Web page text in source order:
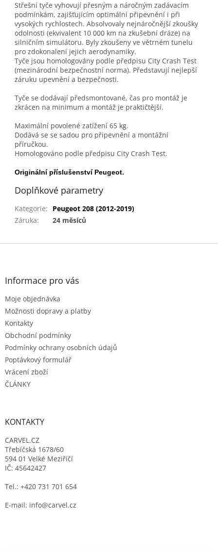
Střešní tyče vyhovují přesným a náročným zadávacím
podmínkám, zajišťujícím optimální připevnění i při
vysokých rychlostech. Absolvovaly nejnáročnější zkoušky
odolnosti (ekvivalent 10 000 km na zkušební dráze) na
silničním simulátoru. Byly zkoušeny ve větrném tunelu
pro zdokonalení jejich aerodynamiky.
Tyče jsou homologovány podle předpisu City Crash Test
(mezinárodní bezpečnostní norma). Představují nejlepší
záruku upevnění a bezpečnosti.
Tyče se dodávají předsmontované, čas pro montáž je
zkrácen na minimum a montáž je praktičtější.
Maximální povolené zatížení 65 kg.
Dodává se se sadou pro připevnění a montážní
příručkou.
Homologováno podle předpisu City Crash Test.
Originální příslušenství Peugeot.
Doplňkové parametry
Kategorie:
Peugeot 208 (2012-2019)
Záruka: 24 měsíců
Z
Informace pro vás
Moje objednávka
Možnosti dopravy a platby
Kontakty
Obchodní podmínky
Podmínky ochrany osobních údajů
Poptávkový formulář
Vrácení zboží
ČLÁNKY
KONTAKTY
CARVEL.CZ
Třebíčská 1678/60
594 01 Velké Meziříčí
IČ: 45642427
Tel.: +420 731 701 654
E-mail: info@carvel.cz